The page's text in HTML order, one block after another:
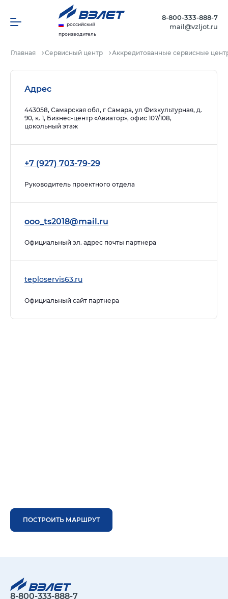
российский
производитель
8-800-333-888-7
mail@vzljot.ru
Главная Сервисный центр Аккредитованные сервисные
Адрес
443058, Самарская обл, г Самара, ул Физкультурная, д.
90, к. 1, Бизнес-центр «Авиатор», офис 107/108,
цокольный этаж
+7 (927) 703-79-29
Руководитель проектного отдела
ooo_ts2018@mail.ru
Официальный эл. адрес почты партнера
teploservis63.ru
Официальный сайт партнера
ПОСТРОИТЬ МАРШРУТ
8-800-333-888-7